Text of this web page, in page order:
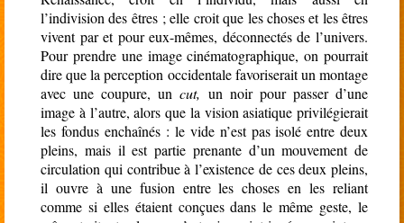
l’indivision des êtres ; elle croit que les choses et les êtres
vivent par et pour eux-mêmes, déconnectés de l’univers.
Pour prendre une image cinématographique, on pourrait
dire que la perception occidentale favoriserait un montage
avec une coupure, uncut, un noir pour passer d’une
image à l’autre, alors que la vision asiatique privilégierait
les fondus enchaînés : le vide n’est pas isolé entre deux
pleins, mais il est partie prenante d’un mouvement de
circulation qui contribue à l’existence de ces deux pleins,
il ouvre à une fusion entre les choses en les reliant
comme si elles étaient conçues dans le même geste, le